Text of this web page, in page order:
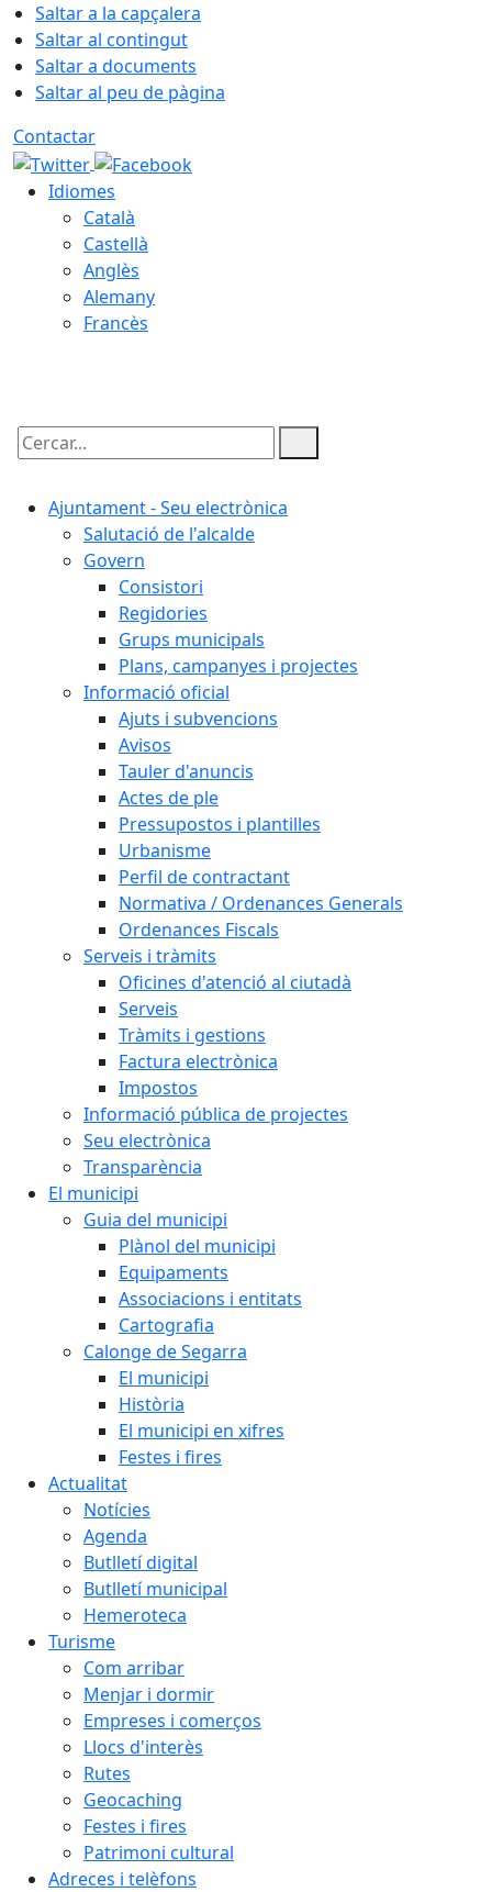
Saltar a la capçalera
Saltar al contingut
Saltar a documents
Saltar al peu de pàgina
Contactar
Idiomes
Català
Castellà
Anglès
Alemany
Francès
Cercar:
Ajuntament - Seu electrònica
Salutació de l'alcalde
Govern
Consistori
Regidories
Grups municipals
Plans, campanyes i projectes
Informació oficial
Ajuts i subvencions
Avisos
Tauler d'anuncis
Actes de ple
Pressupostos i plantilles
Urbanisme
Perfil de contractant
Normativa / Ordenances Generals
Ordenances Fiscals
Serveis i tràmits
Oficines d'atenció al ciutadà
Serveis
Tràmits i gestions
Factura electrònica
Impostos
Informació pública de projectes
Seu electrònica
Transparència
El municipi
Guia del municipi
Plànol del municipi
Equipaments
Associacions i entitats
Cartografia
Calonge de Segarra
El municipi
Història
El municipi en xifres
Festes i fires
Actualitat
Notícies
Agenda
Butlletí digital
Butlletí municipal
Hemeroteca
Turisme
Com arribar
Menjar i dormir
Empreses i comerços
Llocs d'interès
Rutes
Geocaching
Festes i fires
Patrimoni cultural
Adreces i telèfons